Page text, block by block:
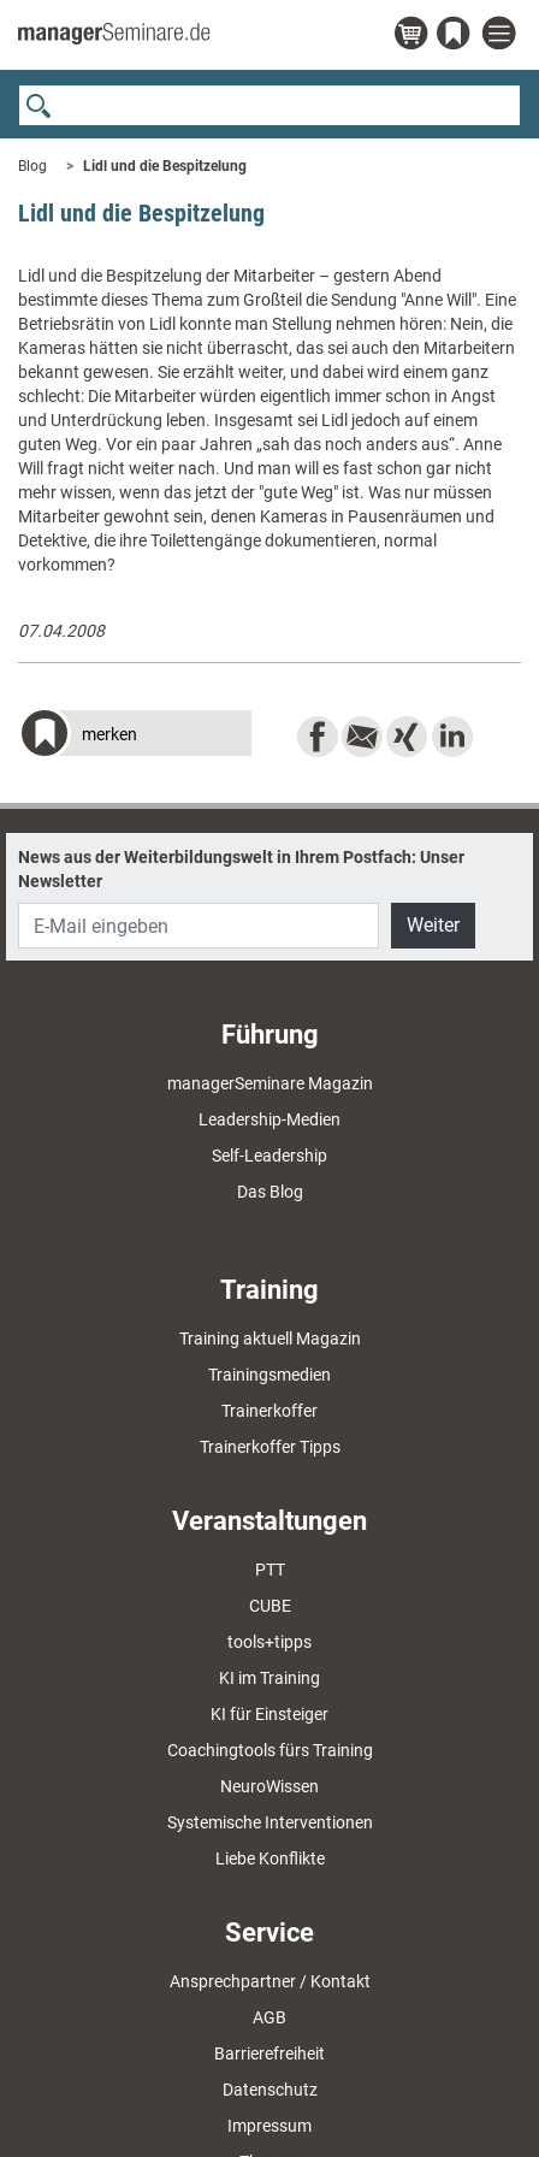
Blog Lidl und die Bespitzelung
Lidl und die Bespitzelung
Lidl und die Bespitzelung der Mitarbeiter – gestern Abend
bestimmte dieses Thema zum Großteil die Sendung "Anne Will". Eine
Betriebsrätin von Lidl konnte man Stellung nehmen hören: Nein, die
Kameras hätten sie nicht überrascht, das sei auch den Mitarbeitern
bekannt gewesen. Sie erzählt weiter, und dabei wird einem ganz
schlecht: Die Mitarbeiter würden eigentlich immer schon in Angst
und Unterdrückung leben. Insgesamt sei Lidl jedoch auf einem
guten Weg. Vor ein paar Jahren „sah das noch anders aus“. Anne
Will fragt nicht weiter nach. Und man will es fast schon gar nicht
mehr wissen, wenn das jetzt der "gute Weg" ist. Was nur müssen
Mitarbeiter gewohnt sein, denen Kameras in Pausenräumen und
Detektive, die ihre Toilettengänge dokumentieren, normal
vorkommen?
07.04.2008
merken
News aus der Weiterbildungswelt in Ihrem Postfach: Unser
Newsletter
Weiter
Führung
managerSeminare Magazin
Leadership-Medien
Self-Leadership
Das Blog
Training
Training aktuell Magazin
Trainingsmedien
Trainerkoffer
Trainerkoffer Tipps
Veranstaltungen
PTT
CUBE
tools+tipps
KI im Training
KI für Einsteiger
Coachingtools fürs Training
NeuroWissen
Systemische Interventionen
Liebe Konflikte
Service
Ansprechpartner / Kontakt
AGB
Barrierefreiheit
Datenschutz
Impressum